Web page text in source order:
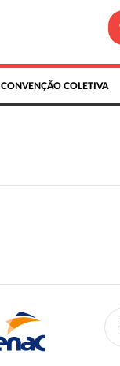
CONVENÇÃO COLETIVA